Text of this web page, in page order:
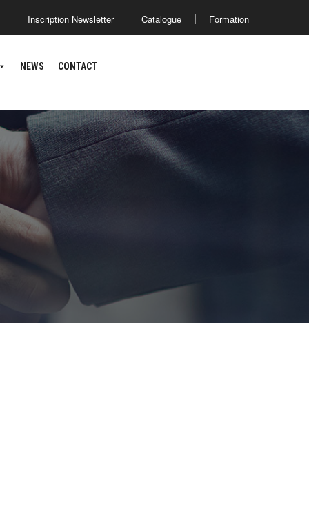
Inscription Newsletter Catalogue Formation
NEWS CONTACT
SOLUTIONS PARTNERS NEWS CONTACT